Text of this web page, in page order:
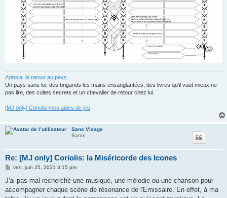
Artesia: le retour au pays
Un pays sans loi, des brigands les mains ensanglantées, des livres qu'il vaut mieux ne
pas lire, des cultes secrets et un chevalier de retour chez lui.
[MJ only] Coriolis mes aides de jeu
Sans Visage
Banni
Re: [MJ only] Coriolis: la Miséricorde des Icones
M
s
a
ven. juin 25, 2021 3:15 pm
J'ai pas mal recherché une musique, une mélodie ou une chanson pour
accompagner chaque scène de résonance de l'Emissaire. En effet, à ma